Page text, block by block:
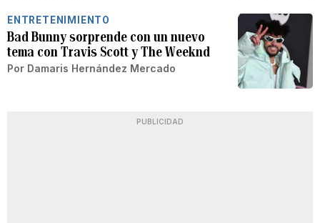
ENTRETENIMIENTO
Bad Bunny sorprende con un nuevo
tema con Travis Scott y The Weeknd
Por Damaris Hernández Mercado
PUBLICIDAD